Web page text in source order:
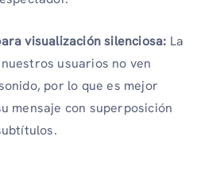
visualización silenciosa: La
usuarios no ven
por lo que es mejor
mensaje con superposición